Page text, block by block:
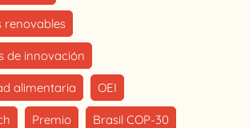
renovables
de innovación
alimentaria OEI
Premio Brasil COP-30